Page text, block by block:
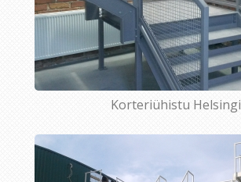
Korteriühistu Helsingi